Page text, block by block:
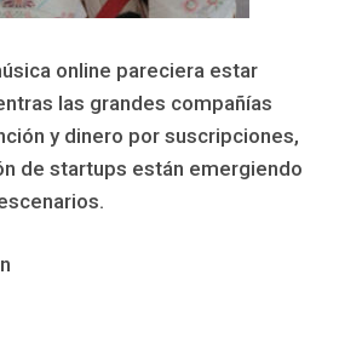
online pareciera estar
las grandes compañías
y dinero por suscripciones,
de startups están emergiendo